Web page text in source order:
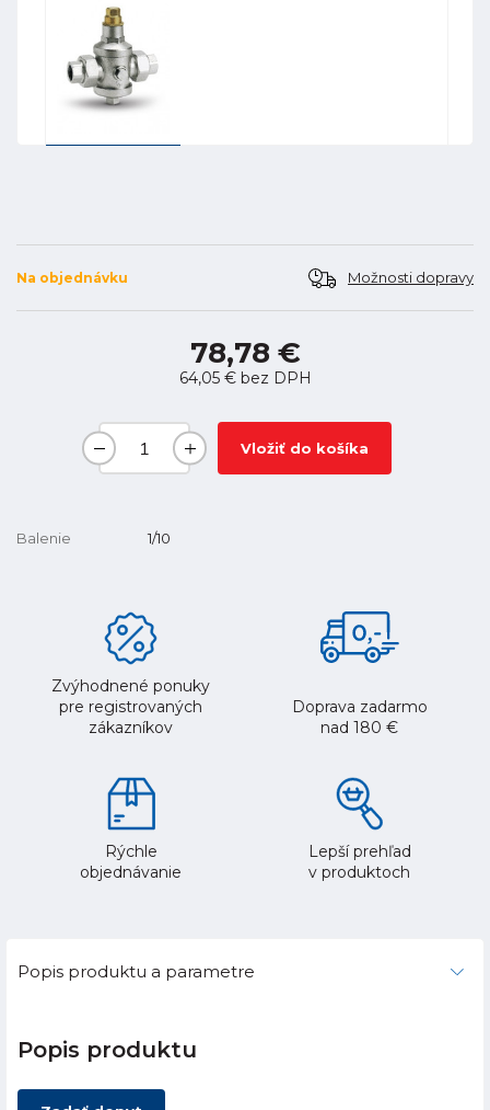
Na objednávku Možnosti dopravy
78,78 €
64,05 €bez DPH
Vložiť do košíka
Balenie 1/10
Zvýhodnené ponuky
pre registrovaných
zákazníkov
Doprava zadarmo
nad 180 €
Rýchle
objednávanie
Lepší prehľad
v produktoch
Popis produktu a parametre
Popis produktu